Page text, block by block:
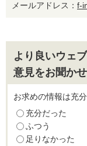
メールアドレス： f-
より良いウェ
意見をお聞か
お求めの情報は充
充分だった
ふつう
足りなかった